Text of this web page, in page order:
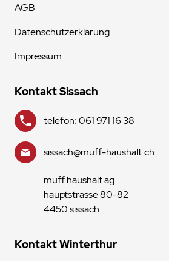
AGB
Datenschutzerklärung
Impressum
Kontakt Sissach
telefon: 061 971 16 38
sissach@muff-haushalt.ch
muff haushalt ag
hauptstrasse 80-82
4450 sissach
Kontakt Winterthur